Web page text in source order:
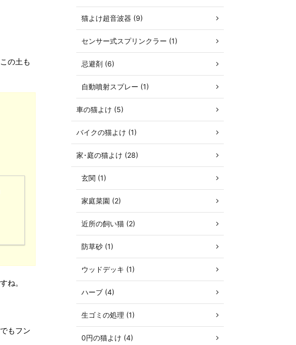
の土も
ね。
もフン
猫よけ超音波器 (9)
センサー式スプリンクラー (1)
忌避剤 (6)
自動噴射スプレー (1)
車の猫よけ (5)
バイクの猫よけ (1)
家･庭の猫よけ (28)
玄関 (1)
家庭菜園 (2)
近所の飼い猫 (2)
防草砂 (1)
ウッドデッキ (1)
ハーブ (4)
生ゴミの処理 (1)
0円の猫よけ (4)